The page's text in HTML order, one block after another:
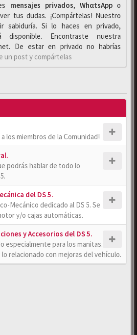
mensajes privados, WhαtsAppo
tus dudas. ¡Compártelas! Nuestro
sabiduría. Si lo haces en privado,
disponible. Encontraste nuestra
De estar en privado no habrías
un post y compártelas
los miembros de la Comunidad!
podrás hablar de todo lo
del DS 5.
Mecánico dedicado al DS 5. Se
y/o cajas automáticas.
y Accesorios del DS 5.
especialmente para los manitas.
relacionado con mejoras del vehículo.